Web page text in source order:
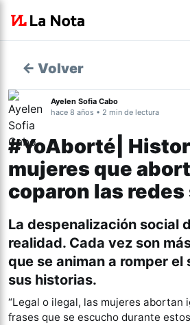
← Volver
Ayelen Sofia Cabo
hace 8 años • 2 min de lectura
#YoAborté|
mujeres que
coparon las
La despenalización social
realidad. Cada vez son
que se animan a romper
sus historias.
“Legal o ilegal, las mujeres abortan
frases que se escucho durante